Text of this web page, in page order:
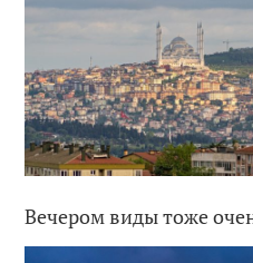
Вечером виды тоже